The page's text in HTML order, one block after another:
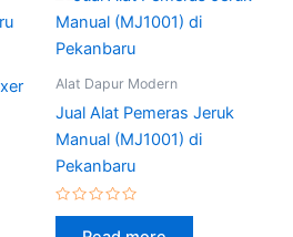
Alat Dapur Modern
Jual Alat Pemeras Jeruk
Manual (MJ1001) di
Pekanbaru
Rated